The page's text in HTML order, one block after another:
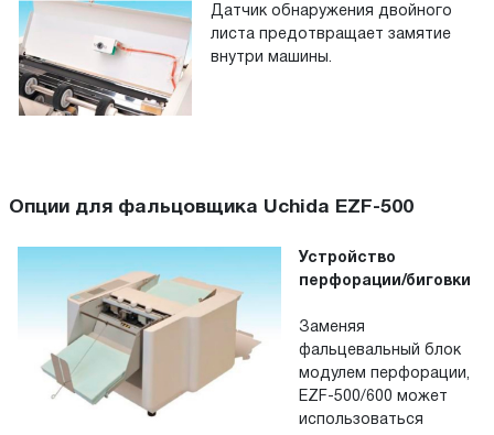
Датчик обнаружения двойного
листа предотвращает замятие
внутри машины.
Опции для фальцовщика Uchida EZF-500
Устройство
перфорации/биговки
Заменяя
фальцевальный блок
модулем перфорации,
EZF-500/600 может
использоваться